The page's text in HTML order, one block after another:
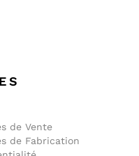
de Vente
de Fabrication